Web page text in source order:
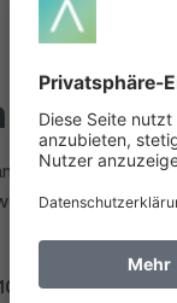
Suchbegriffe
Marken
Ergebnisse.